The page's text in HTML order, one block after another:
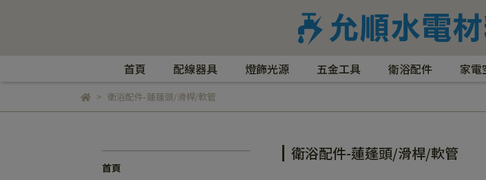
首頁 配線器具 燈飾光源 五金工具 衛浴配件 家電
衛浴配件-蓮蓬頭/滑桿/軟管
首頁
衛浴配件-蓮蓬頭/滑桿/軟管